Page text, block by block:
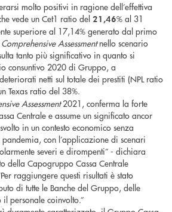
molto positivi in ragione dell’effettiva
vede un Cet1 ratio del 21,46% al 31
superiore al 17,14% generato dal primo
Comprehensive Assessmentnello scenario
tanto più significativo in quanto si
consuntivo 2020 di Gruppo, a
netti sul totale dei prestiti (NPL ratio
Texas ratio del 38%.
Assessment2021, conferma la forte
Centrale e assume un significato ancor
in un contesto economico senza
con l’applicazione di scenari
severi e dirompenti” - dichiara
della Capogruppo Cassa Centrale
raggiungere questi risultati è stato
di tutte le Banche del Gruppo, delle
il personale coinvolto.”